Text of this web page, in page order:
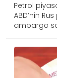
Petrol
ABD’nin
ambargo